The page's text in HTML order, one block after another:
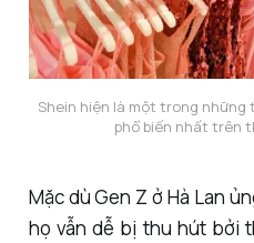
Shein hiện là một trong
phổ biến nhất trên
Mặc dù Gen Z ở Hà Lan
họ vẫn dễ bị thu hút bởi